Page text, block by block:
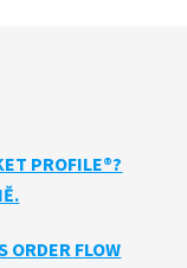
PROFILE®?
ORDER FLOW